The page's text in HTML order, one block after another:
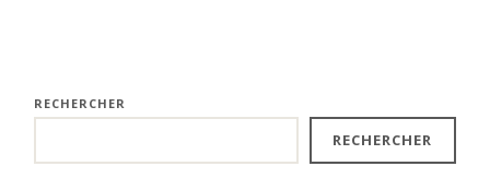
RECHERCHER
RECHERCHER